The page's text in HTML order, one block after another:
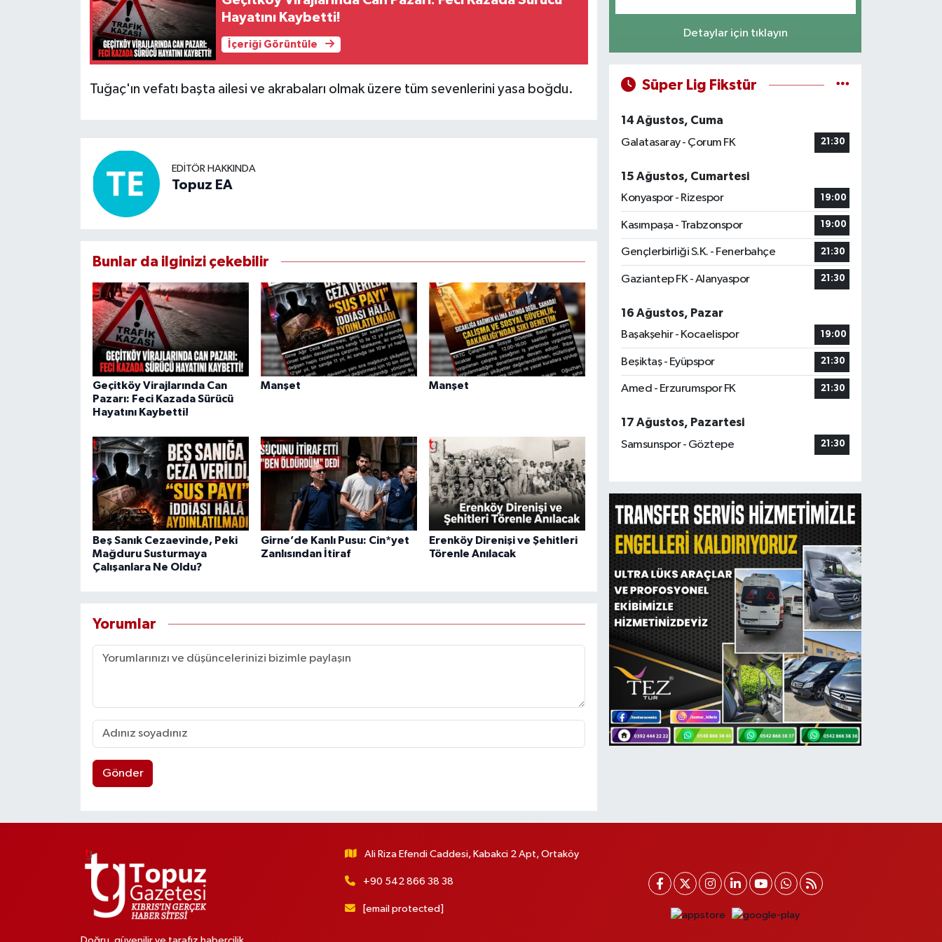
Hayatını Kaybetti!
İçeriği Görüntüle
Tuğaç'ın vefatı başta ailesi ve akrabaları olmak üzere tüm sevenlerini yasa boğdu.
EDITÖR HAKKINDA
Topuz EA
Bunlar da ilginizi çekebilir
Geçitköy Virajlarında Can
Pazarı: Feci Kazada Sürücü
Hayatını Kaybetti!
Manşet Manşet
Beş Sanık Cezaevinde, Peki
Mağduru Susturmaya
Çalışanlara Ne Oldu?
Girne’de Kanlı Pusu: Cin*yet
Zanlısından İtiraf
Erenköy Direnişi ve Şehitleri
Törenle Anılacak
Yorumlar
Gönder
Detaylar için tıklayın
Süper Lig Fikstür
14 Ağustos, Cuma
Galatasaray - Çorum FK
21:30
15 Ağustos, Cumartesi
Konyaspor - Rizespor
19:00
Kasımpaşa - Trabzonspor 19:00
Gençlerbirliği S.K. - Fenerbahçe 21:30
Gaziantep FK - Alanyaspor 21:30
16 Ağustos, Pazar
Başakşehir - Kocaelispor
19:00
Beşiktaş - Eyüpspor 21:30
Amed - Erzurumspor FK 21:30
17 Ağustos, Pazartesi
Samsunspor - Göztepe
21:30
Ali Riza Efendi Caddesi, Kabakci 2 Apt, Ortaköy
+90 542 866 38 38
[email protected]